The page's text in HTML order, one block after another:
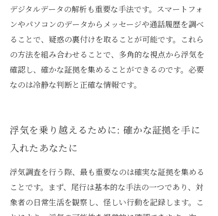
デジタルデータの解析も重要な手法です。スマートフォ
ンやパソコンのデータからメッセージや通話履歴を調べ
ることで、疑惑の裏付けを取ることが可能です。これら
の方法を組み合わせることで、多角的な視点から浮気を
確認し、確かな証拠を集めることができるのです。必要
なのは冷静な判断と正確な情報です。
浮気を乗り越えるために: 確かな証拠を手に
入れたあなたに
浮気調査を行う際、最も重要なのは確実な証拠を集める
ことです。まず、尾行は基本的な手法の一つであり、対
象者の日常生活を観察し、怪しい行動を記録します。こ